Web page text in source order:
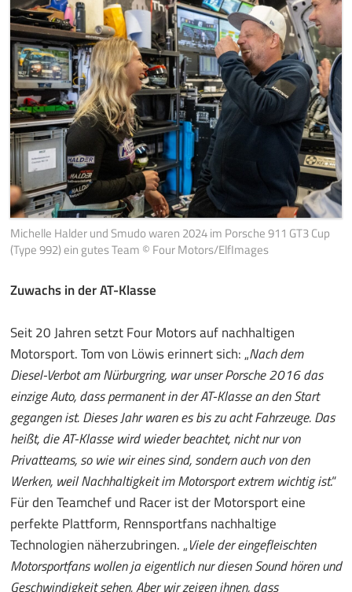
Michelle Halder und Smudo waren 2024 im Porsche 911 GT3 Cup
(Type 992) ein gutes Team © Four Motors/ElfImages
Zuwachs in der AT-Klasse
Seit 20 Jahren setzt Four Motors auf nachhaltigen
Motorsport. Tom von Löwis erinnert sich: „Nach dem
Diesel-Verbot am Nürburgring, war unser Porsche 2016 das
einzige Auto, dass permanent in der AT-Klasse an den Start
gegangen ist. Dieses Jahr waren es bis zu acht Fahrzeuge. Das
heißt, die AT-Klasse wird wieder beachtet, nicht nur von
Privatteams, so wie wir eines sind, sondern auch von den
Werken, weil Nachhaltigkeit im Motorsport extrem wichtig ist.“
Für den Teamchef und Racer ist der Motorsport eine
perfekte Plattform, Rennsportfans nachhaltige
Technologien näherzubringen. „Viele der eingefleischten
Motorsportfans wollen ja eigentlich nur diesen Sound hören und
Geschwindigkeit sehen. Aber wir zeigen ihnen, dass